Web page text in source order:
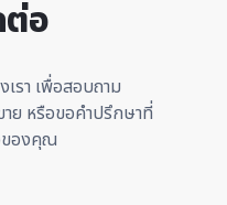
อ
รา เพื่อสอบถาม
ย หรือขอคำปรึกษาที่
ของคุณ